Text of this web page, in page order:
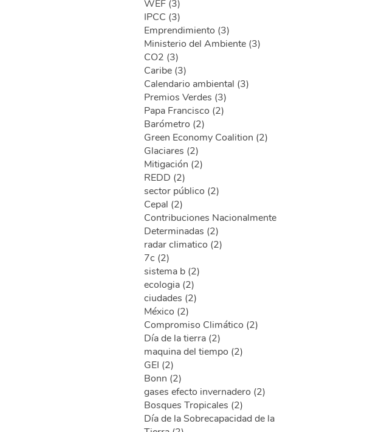
WEF (3)
IPCC (3)
Emprendimiento (3)
Ministerio del Ambiente (3)
CO2 (3)
Caribe (3)
Calendario ambiental (3)
Premios Verdes (3)
Papa Francisco (2)
Barómetro (2)
Green Economy Coalition (2)
Glaciares (2)
Mitigación (2)
REDD (2)
sector público (2)
Cepal (2)
Contribuciones Nacionalmente
Determinadas (2)
radar climatico (2)
7c (2)
sistema b (2)
ecologia (2)
ciudades (2)
México (2)
Compromiso Climático (2)
Día de la tierra (2)
maquina del tiempo (2)
GEI (2)
Bonn (2)
gases efecto invernadero (2)
Bosques Tropicales (2)
Día de la Sobrecapacidad de la